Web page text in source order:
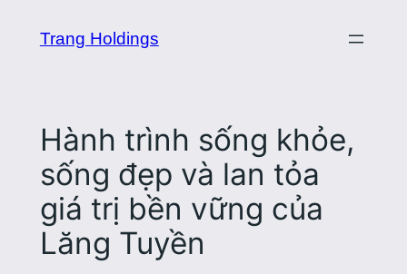
Trang Holdings
Hành trình sống khỏe,
sống đẹp và lan tỏa
giá trị bền vững của
Lăng Tuyền